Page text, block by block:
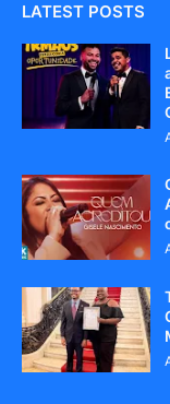
LATEST POSTS